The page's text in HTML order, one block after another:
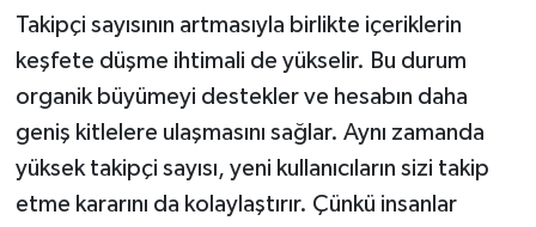
Takipçi sayısının artmasıyla birlikte içeriklerin
keşfete düşme ihtimali de yükselir. Bu durum
organik büyümeyi destekler ve hesabın daha
geniş kitlelere ulaşmasını sağlar. Aynı zamanda
yüksek takipçi sayısı, yeni kullanıcıların sizi takip
etme kararını da kolaylaştırır. Çünkü insanlar